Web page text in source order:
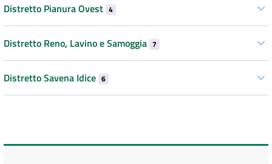
Distretto Pianura Ovest 4
Distretto Reno, Lavino e Samoggia 7
Distretto Savena Idice 6